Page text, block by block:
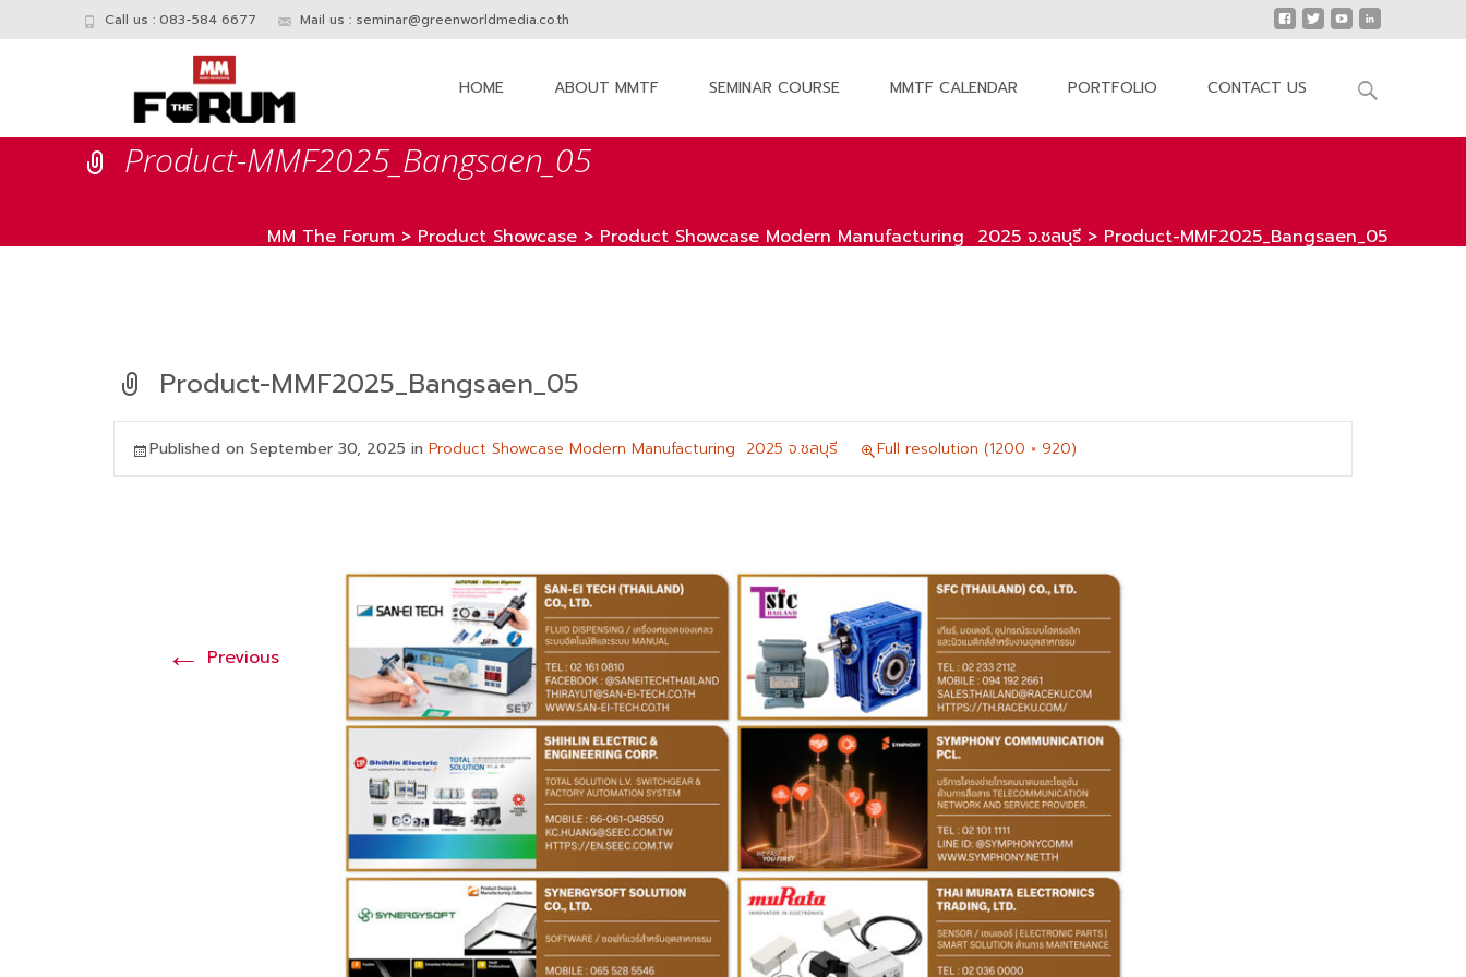
Call us : 083-584 6677 Mail us : seminar@greenworldmedia.co.th
HOME ABOUT MMTF SEMINAR COURSE MMTF CALENDAR PORTFOLIO CONTACT US
Search
Product-MMF2025_Bangsaen_05
MM The Forum > Product Showcase > Product Showcase Modern Manufacturing 2025 จ.ชลบุรี > Product-MMF2025_Bangsaen_05
Product-MMF2025_Bangsaen_05
Published on September 30, 2025 in Product Showcase Modern Manufacturing 2025 จ.ชลบุรี Full resolution (1200 × 920)
← Previous